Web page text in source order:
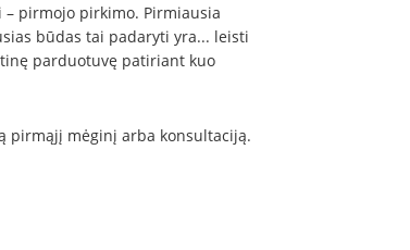
pirmojo pirkimo. Pirmiausia
būdas tai padaryti yra... leisti
parduotuvę patiriant kuo
pirmąjį mėginį arba konsultaciją.